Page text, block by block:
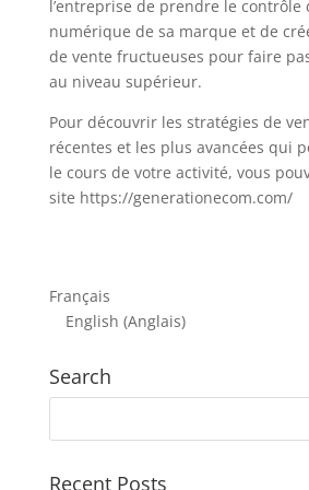
l’entreprise de prendre le contrôle
numérique de sa marque et de
de vente fructueuses pour faire
au niveau supérieur.
Pour découvrir les stratégies de
récentes et les plus avancées qui
le cours de votre activité, vous
site https://generationecom.com/
Français
English (Anglais)
Search
Recent Posts